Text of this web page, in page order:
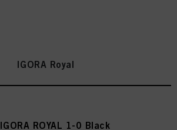
IGORA Royal
IGORA ROYAL 1-0 Black